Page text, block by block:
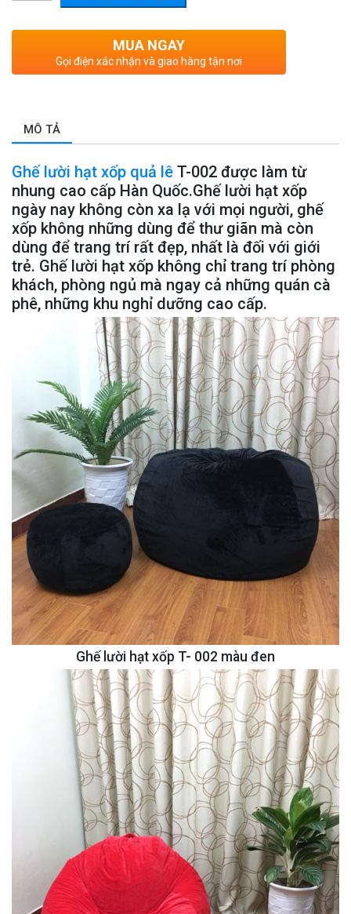
MUA NGAY
Gọi điện xác nhận và giao hàng tận nơi
MÔ TẢ
Ghế lười hạt xốp quả lê T-002 được làm từ
nhung cao cấp Hàn Quốc.Ghế lười hạt xốp
ngày nay không còn xa lạ với mọi người, ghế
xốp không những dùng để thư giãn mà còn
dùng để trang trí rất đẹp, nhất là đối với giới
trẻ. Ghế lười hạt xốp không chỉ trang trí phòng
khách, phòng ngủ mà ngay cả những quán cà
phê, những khu nghỉ dưỡng cao cấp.
Ghế lười hạt xốp T- 002 màu đen